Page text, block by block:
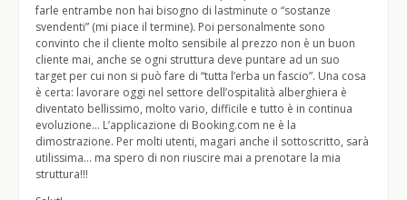
farle entrambe non hai bisogno di lastminute o “sostanze
svendenti” (mi piace il termine). Poi personalmente sono
convinto che il cliente molto sensibile al prezzo non è un buon
cliente mai, anche se ogni struttura deve puntare ad un suo
target per cui non si può fare di “tutta l’erba un fascio”. Una cosa
è certa: lavorare oggi nel settore dell’ospitalità alberghiera è
diventato bellissimo, molto vario, difficile e tutto è in continua
evoluzione… L’applicazione di Booking.com ne è la
dimostrazione. Per molti utenti, magari anche il sottoscritto, sarà
utilissima… ma spero di non riuscire mai a prenotare la mia
struttura!!!